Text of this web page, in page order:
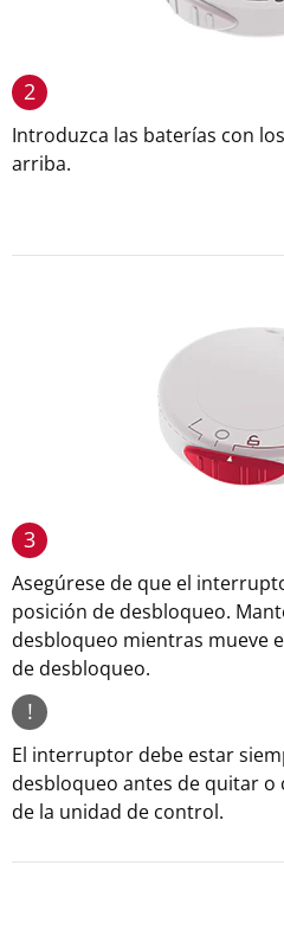
2
Introduzca las baterías con
arriba.
3
Asegúrese de que el
posición de desbloqueo.
desbloqueo mientras mueve
de desbloqueo.
!
El interruptor debe estar
desbloqueo antes de quitar
de la unidad de control.